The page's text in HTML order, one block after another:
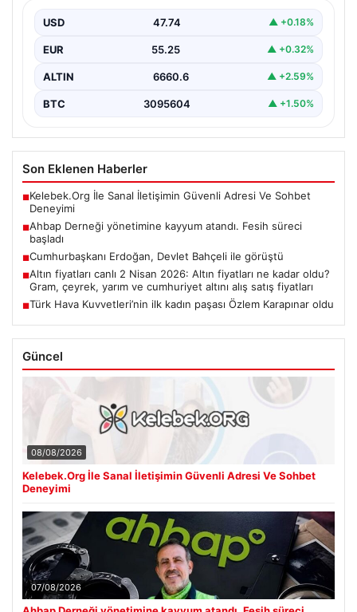
USD 47.74 ▲ +0.18%
EUR 55.25 ▲ +0.32%
ALTIN 6660.6 ▲ +2.59%
BTC 3095604 ▲ +1.50%
Son Eklenen Haberler
■Kelebek.Org İle Sanal İletişimin Güvenli Adresi Ve Sohbet
Deneyimi
■Ahbap Derneği yönetimine kayyum atandı. Fesih süreci
başladı
■Cumhurbaşkanı Erdoğan, Devlet Bahçeli ile görüştü
■Altın fiyatları canlı 2 Nisan 2026: Altın fiyatları ne kadar oldu?
Gram, çeyrek, yarım ve cumhuriyet altını alış satış fiyatları
■Türk Hava Kuvvetleri’nin ilk kadın paşası Özlem Karapınar oldu
Güncel
08/08/2026
Kelebek.Org İle Sanal İletişimin Güvenli Adresi Ve Sohbet
Deneyimi
07/08/2026